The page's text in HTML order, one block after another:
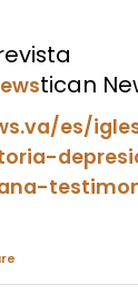
tican
es/